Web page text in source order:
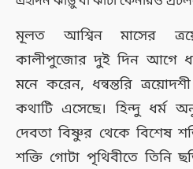
মূলত আশ্বিন মাসের
কালীপুজোর দুই দিন আগে
মনে করেন, ধন্বন্তরি
কথাটি এসেছে। হিন্দু ধর্ম
দেবতা বিষ্ণুর থেকে বিশেষ
শক্তি গোটা পৃথিবীতে তিনি